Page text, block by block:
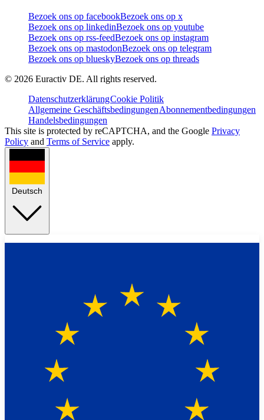
Bezoek ons op facebookBezoek ons op x
Bezoek ons op linkedinBezoek ons op youtube
Bezoek ons op rss-feedBezoek ons op instagram
Bezoek ons op mastodonBezoek ons op telegram
Bezoek ons op blueskyBezoek ons op threads
© 2026 Euractiv DE. All rights reserved.
DatenschutzerklärungCookie Politik
Allgemeine GeschäftsbedingungenAbonnementbedingungen
Handelsbedingungen
This site is protected by reCAPTCHA, and the Google Privacy
Policy and Terms of Service apply.
Deutsch